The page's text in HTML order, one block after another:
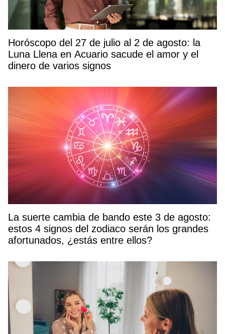
Horóscopo del 27 de julio al 2 de agosto: la
Luna Llena en Acuario sacude el amor y el
dinero de varios signos
La suerte cambia de bando este 3 de agosto:
estos 4 signos del zodiaco serán los grandes
afortunados, ¿estás entre ellos?